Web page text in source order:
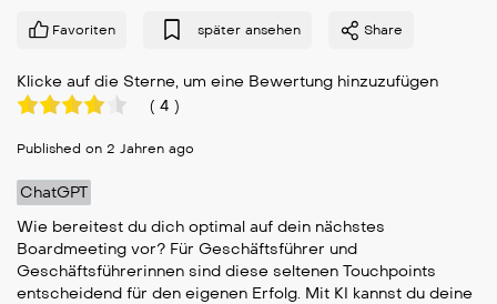
Favoriten später ansehen Share
Klicke auf die Sterne, um eine Bewertung hinzuzufügen
( 4 )
Published on 2 Jahren ago
ChatGPT
Wie bereitest du dich optimal auf dein nächstes
Boardmeeting vor? Für Geschäftsführer und
Geschäftsführerinnen sind diese seltenen Touchpoints
entscheidend für den eigenen Erfolg. Mit KI kannst du deine